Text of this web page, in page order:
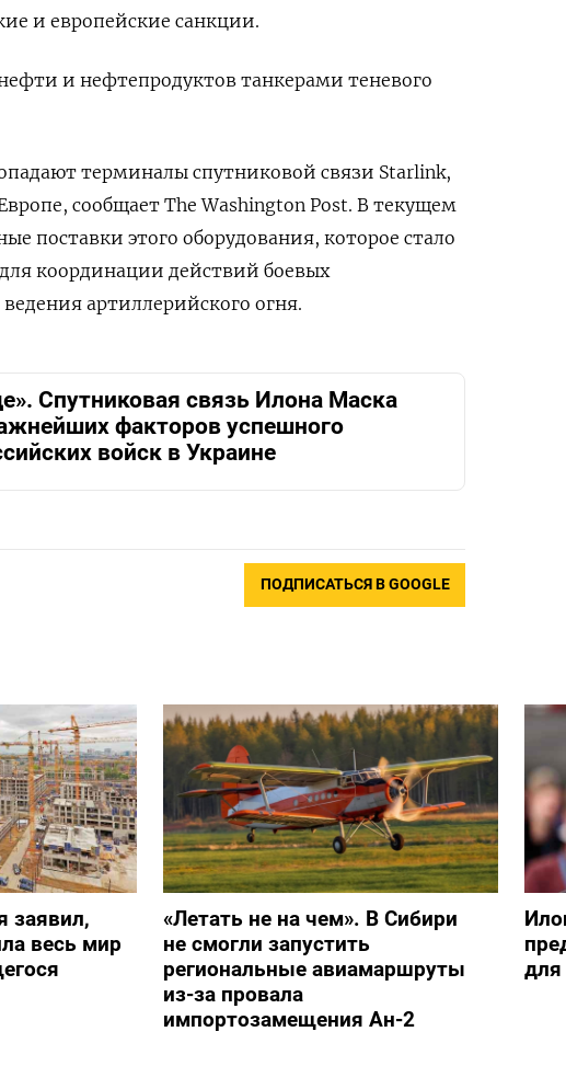
и европейские санкции.
и нефтепродуктов танкерами теневого
терминалы спутниковой связи Starlink,
сообщает The Washington Post. В текущем
поставки этого оборудования, которое стало
координации действий боевых
артиллерийского огня.
Спутниковая связь Илона Маска
факторов успешного
войск в Украине
ПОДПИСАТЬСЯ В GOOGLE
заявил,
весь мир
«Летать не на чем». В Сибири
не смогли запустить
региональные авиамаршруты
из-за провала
импортозамещения Ан-2
для